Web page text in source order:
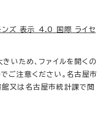
モンズ 表示 4.0 国際 ライセ
いため、ファイルを開くの
ご注意ください。名古屋市
又は名古屋市統計課で閲